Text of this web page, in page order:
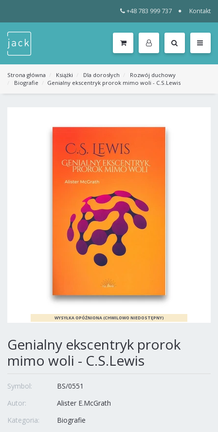
+48 783 999 737 Kontakt
KATEGORIE
MENU
Strona główna Książki Dla dorosłych
Rozwój duchowy
Biografie
Genialny ekscentryk prorok mimo woli - C.S.Lewis
Genialny ekscentryk prorok
mimo woli - C.S.Lewis
Symbol:
BS/0551
Autor:
Alister E.McGrath
Kategoria:
Biografie